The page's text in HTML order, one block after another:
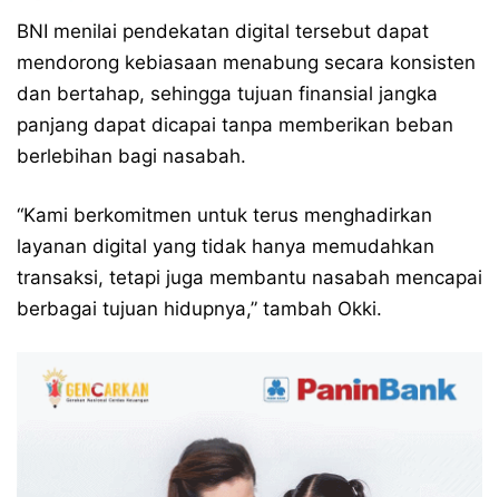
BNI menilai pendekatan digital tersebut dapat
mendorong kebiasaan menabung secara konsisten
dan bertahap, sehingga tujuan finansial jangka
panjang dapat dicapai tanpa memberikan beban
berlebihan bagi nasabah.
“Kami berkomitmen untuk terus menghadirkan
layanan digital yang tidak hanya memudahkan
transaksi, tetapi juga membantu nasabah mencapai
berbagai tujuan hidupnya,” tambah Okki.